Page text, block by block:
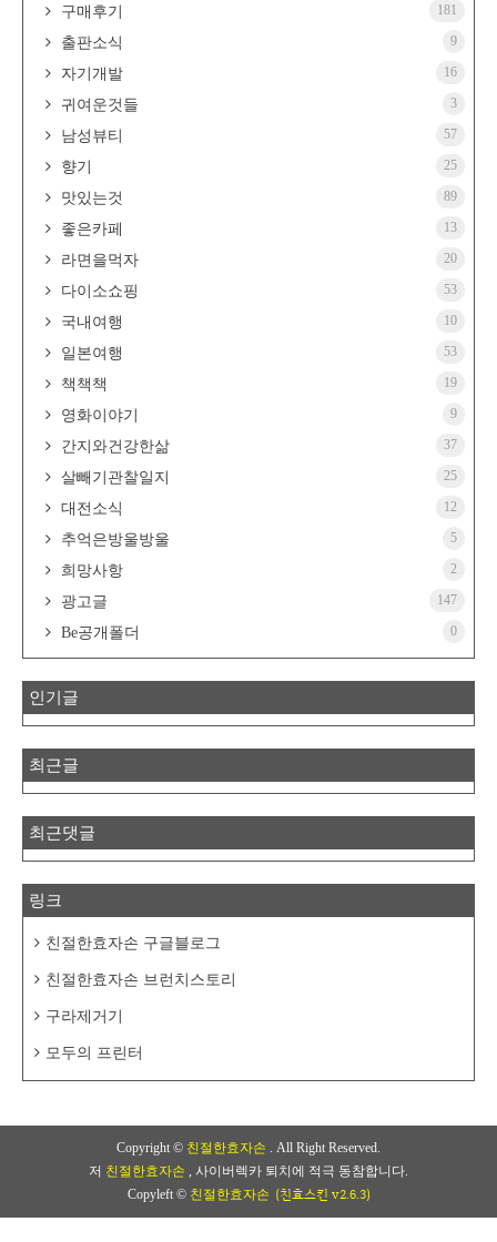
구매후기 181
출판소식 9
자기개발 16
귀여운것들 3
남성뷰티 57
향기 25
맛있는것 89
좋은카페 13
라면을먹자 20
다이소쇼핑 53
국내여행 10
일본여행 53
책책책 19
영화이야기 9
간지와건강한삶 37
살빼기관찰일지 25
대전소식 12
추억은방울방울 5
희망사항 2
광고글 147
Be공개폴더 0
인기글
최근글
최근댓글
링크
친절한효자손 구글블로그
친절한효자손 브런치스토리
구라제거기
모두의 프린터
Copyright © 친절한효자손 . All Right Reserved.
저 친절한효자손 , 사이버렉카 퇴치에 적극 동참합니다.
Copyleft © 친절한효자손 (친효스킨 v2.6.3)